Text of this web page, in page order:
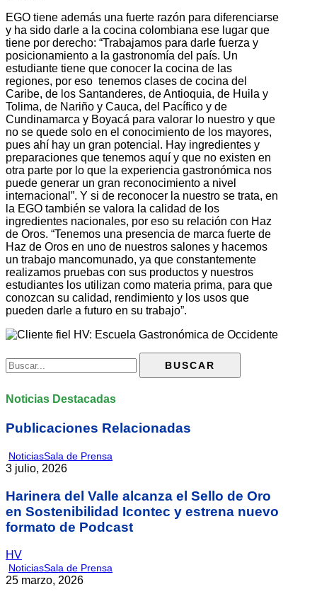
EGO tiene además una fuerte razón para diferenciarse
y ha sido darle a la cocina colombiana ese lugar que
tiene por derecho: “Trabajamos para darle fuerza y
posicionamiento a la gastronomía del país. Un
estudiante tiene que conocer la cocina de las
regiones, por eso tenemos clases de cocina del
Caribe, de los Santanderes, de Antioquia, de Huila y
Tolima, de Nariño y Cauca, del Pacífico y de
Cundinamarca y Boyacá para valorar lo nuestro y que
no se quede solo en el conocimiento de los mayores,
pues ahí hay un gran potencial. Hay ingredientes y
preparaciones que tenemos aquí y que no existen en
otra parte por lo que la experiencia gastronómica nos
puede generar un gran reconocimiento a nivel
internacional”. Y si de reconocer la nuestro se trata, en
la EGO también se valora la calidad de los
ingredientes nacionales, por eso su relación con Haz
de Oros. “Tenemos una presencia de marca fuerte de
Haz de Oros en uno de nuestros salones y hacemos
un trabajo mancomunado, ya que constantemente
realizamos pruebas con sus productos y nuestros
estudiantes los utilizan como materia prima, para que
conozcan su calidad, rendimiento y los usos que
pueden darle a futuro en su trabajo”.
Noticias Destacadas
Publicaciones Relacionadas
NoticiasSala de Prensa
3 julio, 2026
Harinera del Valle alcanza el Sello de Oro
en Sostenibilidad Icontec y estrena nuevo
formato de Podcast
HV
NoticiasSala de Prensa
25 marzo, 2026